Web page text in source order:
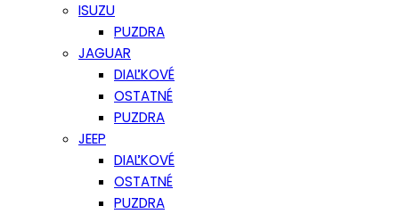
ISUZU
PUZDRA
JAGUAR
DIAĽKOVÉ
OSTATNÉ
PUZDRA
JEEP
DIAĽKOVÉ
OSTATNÉ
PUZDRA